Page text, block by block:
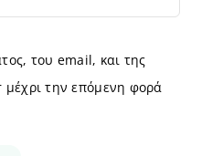
του email, και της
μέχρι την επόμενη φορά